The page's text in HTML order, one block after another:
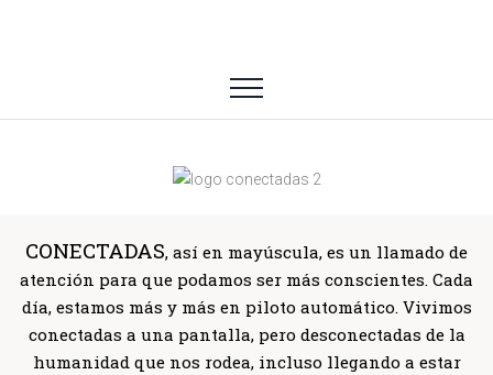
CONECTADAS, así en mayúscula, es un llamado de
atención para que podamos ser más conscientes. Cada
día, estamos más y más en piloto automático. Vivimos
conectadas a una pantalla, pero desconectadas de la
humanidad que nos rodea, incluso llegando a estar